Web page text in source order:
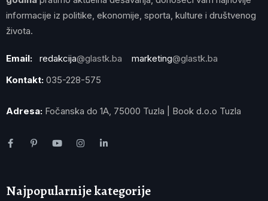
informacije iz politike, ekonomije, sporta, kulture i društvenog
života.
Email: redakcija@glastk.ba marketing@glastk.ba
Kontakt: 035-228-575
Adresa: Fočanska do 1A, 75000 Tuzla | Book d.o.o Tuzla
Najpopularnije kategorije